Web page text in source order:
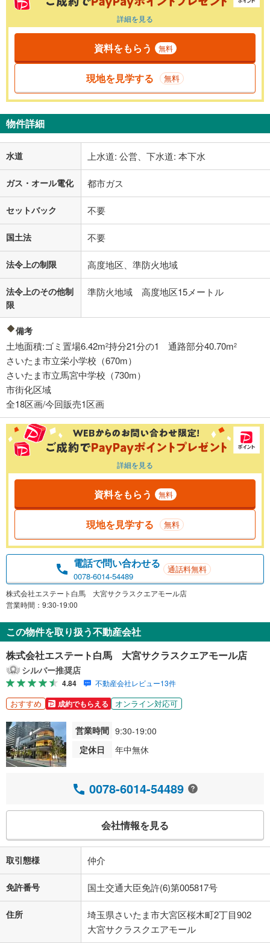
詳細を見る
資料をもらう 無料
現地を見学する 無料
物件詳細
水道 上水道: 公営、下水道: 本下水
ガス・オール電化 都市ガス
セットバック 不要
国土法 不要
法令上の制限 高度地区、準防火地域
法令上のその他制
限
準防火地域 高度地区15メートル
備考
土地面積:ゴミ置場6.42m2持分21分の1 通路部分40.70m2
さいたま市立栄小学校（670m）
さいたま市立馬宮中学校（730m）
市街化区域
全18区画/今回販売1区画
詳細を見る
資料をもらう 無料
現地を見学する 無料
電話で問い合わせる
0078-6014-54489
通話料無料
株式会社エステート白馬 大宮サクラスクエアモール店
営業時間：9:30-19:00
この物件を取り扱う不動産会社
株式会社エステート白馬 大宮サクラスクエアモール店
シルバー推奨店
4.84 不動産会社レビュー13件
おすすめ 成約でもらえる オンライン対応可
営業時間 9:30-19:00
定休日
年中無休
0078-6014-54489
会社情報を見る
取引態様 仲介
免許番号 国土交通大臣免許(6)第005817号
住所
埼玉県さいたま市大宮区桜木町2丁目902
大宮サクラスクエアモール